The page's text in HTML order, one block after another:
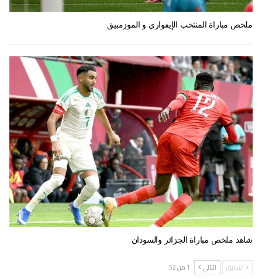
ملخص مباراة المنتخب الإيفواري و الموزمبيق
شاهد ملخص مباراة الجزائر والسودان
السابق التالي 1 من 52